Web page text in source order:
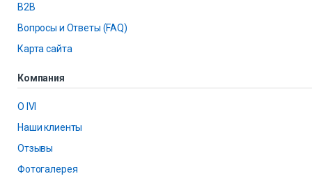
B2B
Вопросы и Ответы (FAQ)
Карта сайта
Компания
О IVI
Наши клиенты
Отзывы
Фотогалерея